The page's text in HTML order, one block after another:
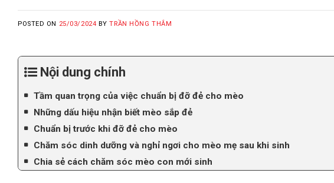
POSTED ON 25/03/2024 BYTRẦN HỒNG THẮM
Nội dung chính
Tầm quan trọng của việc chuẩn bị đỡ đẻ cho mèo
Những dấu hiệu nhận biết mèo sắp đẻ
Chuẩn bị trước khi đỡ đẻ cho mèo
Chăm sóc dinh dưỡng và nghỉ ngơi cho mèo mẹ sau khi sinh
Chia sẻ cách chăm sóc mèo con mới sinh